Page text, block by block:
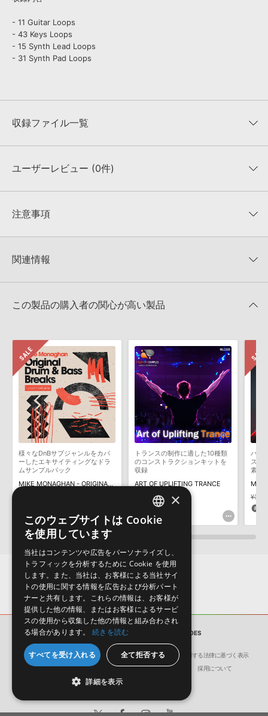
- 11 Guitar Loops
- 43 Keys Loops
- 15 Synth Lead Loops
- 31 Synth Pad Loops
収録ファイル一覧
収録ファイル一覧
ユーザーレビュー (0件)
★★★★★
★5
★4
★1
注意事項
KONTAKTフォーマットは、
でお使いいただけます。無償版のKONTAKT PLAYERではお使いい
4GBを超えるデータに関するご注意：FAT32でフォーマットされた
きます際には、NTFSやHFS＋でフォーマットされたHDDをご用意
いただく必要がございます。
製品の購入手続き完了後、受注確認メールとシリアルナンバーをお
知らせするメールの2通が送信されます。メールに記載されており
ます説明に沿って、製品のダウンロード／導入を行って下さい。
サンプルパック製品には、原則として日本語版操作マニュアルをご
用意しておりません。ご購入後のご不明点や詳細に関するお問い合
わせなどは
テクニカルサポート
までご連絡ください。
デモソングは、製品収録サウンドを使ってできることを紹介するた
めのデモンストレーション用の楽曲です。原則として、デモソング
そのものをお使いいただくことはできません。また、デモソングを
構成する全てのサウンドが、サンプルパックに含まれていることを
ダウンロード製品という性質上、一切の返品・返金はお受け付け致
しかねます。
関連情報
マーセール！
この製品の購入者の関心が高い製品
様々なDnBサブジャンルをカバ
ーしたエキサイティングなドラ
ムサンプルパック
MIKE MONAGHAN - ORIGINAL DRUM & BASS BREAKS
トランスの制作に適した10種類
のコンストラクションキットを
収録
ART OF UPLIFTING TRANCE
¥5,841
292pt
ハー
スの
素が
サンプルパック ETHEREAL ECHOES
会社概要 環境保護（CSR）への取り組み
特定商取引に関する法律に基づく表示
サイト動作環境
利用規約 個人情報の保護について 採用について
ENGLISH
×
このウェブサイトは Cookie
を使用しています
当社はコンテンツや広告をパーソナライズし、
トラフィックを分析するために Cookie を使用
します。また、当社は、お客様による当社サイ
トの使用に関する情報を広告および分析パート
ナーと共有します。これらの情報は、お客様が
提供した他の情報、またはお客様によるサービ
スの使用から収集した他の情報と組み合わされ
る場合があります。
続きを読む
すべてを受け入れる 全て拒否する
詳細を表示